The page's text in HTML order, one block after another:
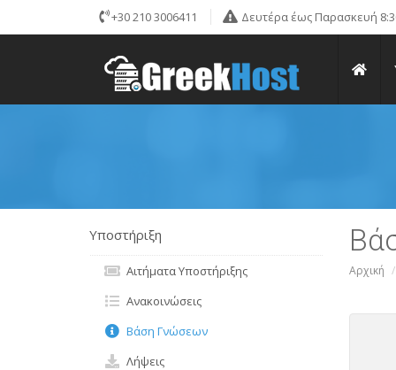
+30 210 3006411 Δευτέρα έως Παρασκευή
Αρχική
Υποστήριξη
Αιτήματα Υποστήριξης
Ανακοινώσεις
Βάση Γνώσεων
Λήψεις